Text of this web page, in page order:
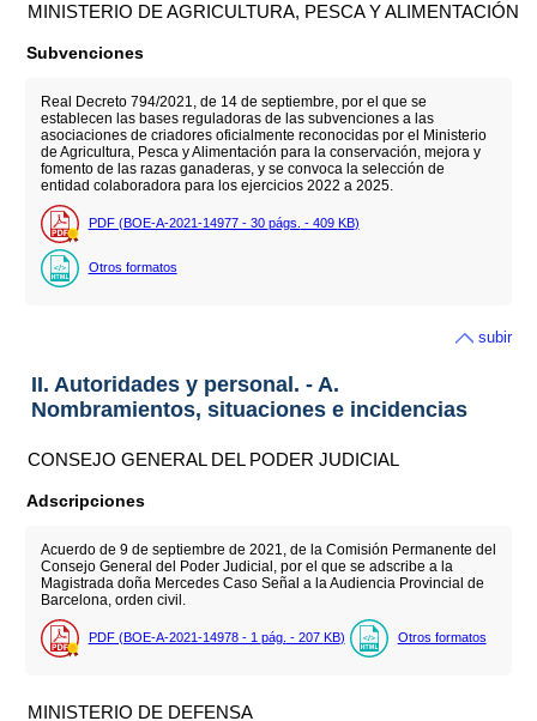
MINISTERIO DE AGRICULTURA, PESCA Y ALIMENTACIÓN
Subvenciones
Real Decreto 794/2021, de 14 de septiembre, por el que se
establecen las bases reguladoras de las subvenciones a las
asociaciones de criadores oficialmente reconocidas por el Ministerio
de Agricultura, Pesca y Alimentación para la conservación, mejora y
fomento de las razas ganaderas, y se convoca la selección de
entidad colaboradora para los ejercicios 2022 a 2025.
PDF (BOE-A-2021-14977 - 30 págs. - 409 KB)
Otros formatos
subir
II. Autoridades y personal. - A.
Nombramientos, situaciones e incidencias
CONSEJO GENERAL DEL PODER JUDICIAL
Adscripciones
Acuerdo de 9 de septiembre de 2021, de la Comisión Permanente del
Consejo General del Poder Judicial, por el que se adscribe a la
Magistrada doña Mercedes Caso Señal a la Audiencia Provincial de
Barcelona, orden civil.
PDF (BOE-A-2021-14978 - 1 pág. - 207 KB) Otros formatos
MINISTERIO DE DEFENSA